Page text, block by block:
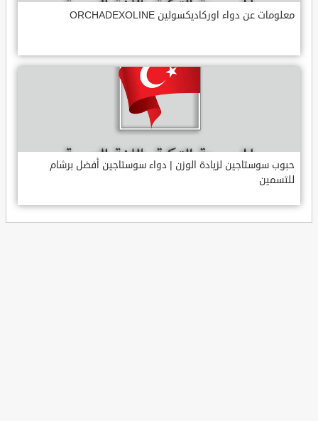
معلومات عن دواء اوركاديكسولين ORCHADEXOLINE
حبوب سوستاجين لزيادة الوزن | دواء سوستاجين أفضل برشام
للتسمين